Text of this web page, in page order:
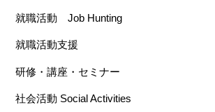
就職活動 Job Hunting
就職活動支援
研修・講座・セミナー
社会活動 Social Activities